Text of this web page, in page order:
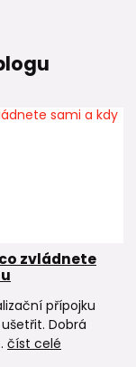
zvládnete
přípojku
Dobrá
číst celé